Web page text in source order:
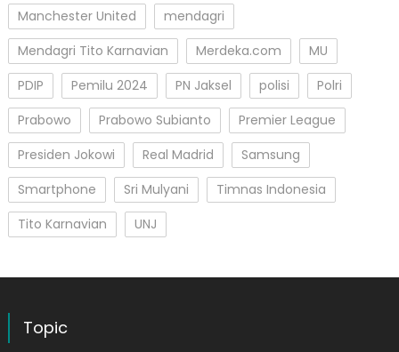
Manchester United
mendagri
Mendagri Tito Karnavian
Merdeka.com
MU
PDIP
Pemilu 2024 PN Jaksel polisi
Polri
Prabowo
Prabowo Subianto
Premier League
Presiden Jokowi
Real Madrid
Samsung
Smartphone
Sri Mulyani
Timnas Indonesia
Tito Karnavian
UNJ
Topic